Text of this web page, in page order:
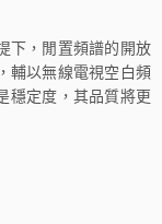
，閒置頻譜的開放
輔以無線電視空白頻
穩定度，其品質將更